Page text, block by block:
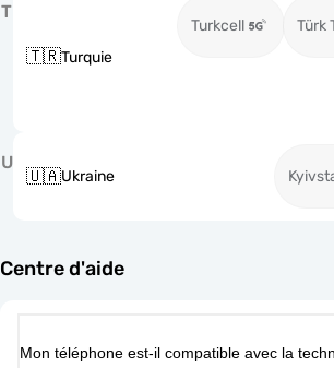
T
🇹🇷Turquie
Turkcell Türk
U
🇺🇦Ukraine
Centre d'aide
Mon téléphone est-il compatible avec la